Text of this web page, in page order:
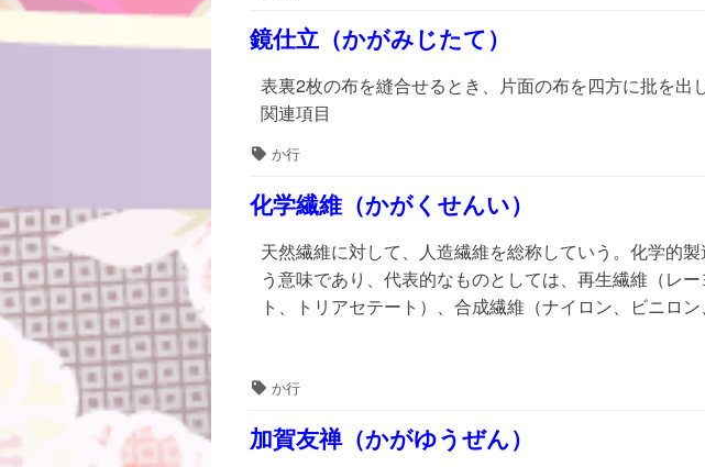
鏡仕立（かがみじたて）
表裏2枚の布を縫合せるとき、片面の布を四方に批を出
関連項目
タ か行
化学繊維（かがくせんい）
天然繊維に対して、人造繊維を総称していう。化学的
う意味であり、代表的なものとしては、再生繊維（レ
ト、トリアセテート）、合成繊維（ナイロン、ビニロ
タ か行
加賀友禅（かがゆうぜん）